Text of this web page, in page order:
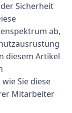
Sicherheit
ab,
diesem Artikel
Sie diese
Mitarbeiter